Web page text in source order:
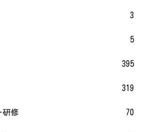
3
5
395
319
研修 70